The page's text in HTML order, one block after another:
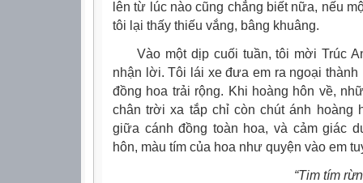
lên từ lúc nào cũng chẳng biết nữa, nếu
tôi lại thấy thiếu vắng, bâng khuâng.
Vào một dịp cuối tuần, tôi mời Trúc
nhận lời. Tôi lái xe đưa em ra ngoại
đồng hoa trải rộng. Khi hoàng hôn về,
chân trời xa tắp chỉ còn chút ánh hoàng
giữa cánh đồng toàn hoa, và cảm giác
hôn, màu tím của hoa như quyện vào em
“Tim tím rừng hoa,